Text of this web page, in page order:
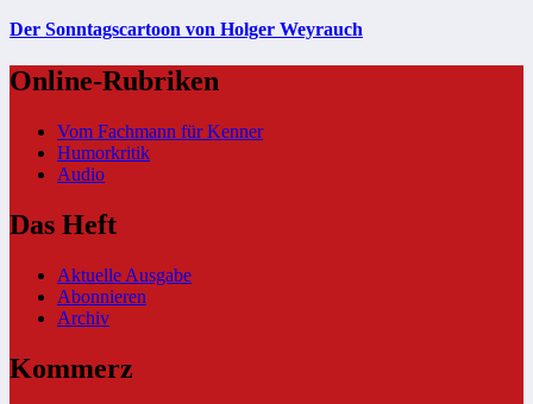
Der Sonntagscartoon von Holger Weyrauch
Online-Rubriken
Vom Fachmann für Kenner
Humorkritik
Audio
Das Heft
Aktuelle Ausgabe
Abonnieren
Archiv
Kommerz